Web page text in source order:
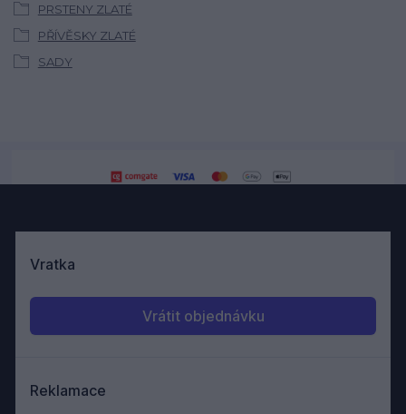
PRSTENY ZLATÉ
PŘÍVĚSKY ZLATÉ
SADY